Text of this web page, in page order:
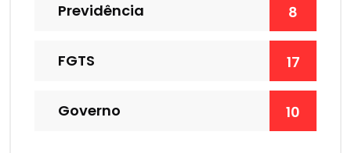
Previdência 8
FGTS 17
Governo 10